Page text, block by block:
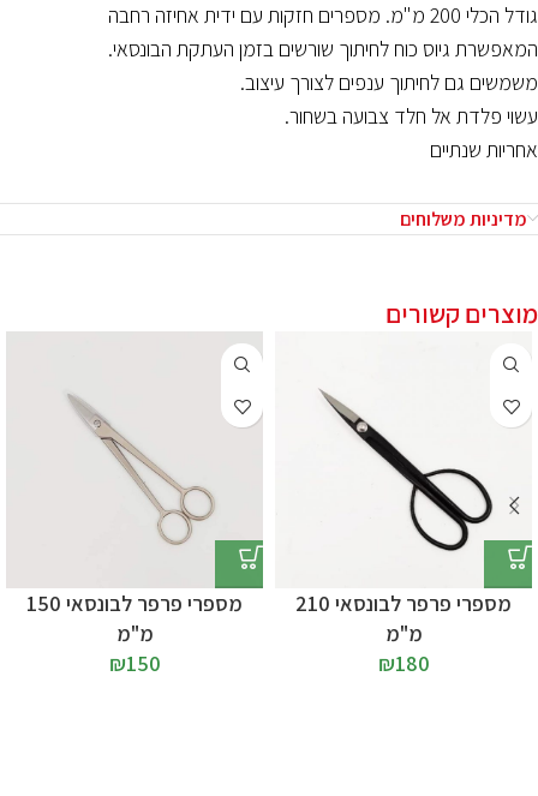
גודל הכלי 200 מ"מ. מספרים חזקות עם ידית אחיזה רחבה
המאפשרת גיוס כוח לחיתוך שורשים בזמן העתקת הבונסאי.
משמשים גם לחיתוך ענפים לצורך עיצוב.
עשוי פלדת אל חלד צבועה בשחור.
אחריות שנתיים
מדיניות משלוחים
מוצרים קשורים
מספרי פרפר לבונסאי 210
מ"מ
₪180
מספרי פרפר לבונסאי 150
מ"מ
₪150